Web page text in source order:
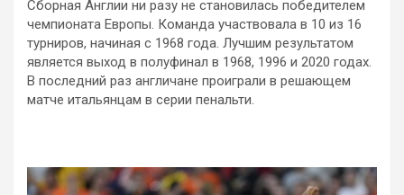
Сборная Англии ни разу не становилась победителем
чемпионата Европы. Команда участвовала в 10 из 16
турниров, начиная с 1968 года. Лучшим результатом
является выход в полуфинал в 1968, 1996 и 2020 годах.
В последний раз англичане проиграли в решающем
матче итальянцам в серии пенальти.